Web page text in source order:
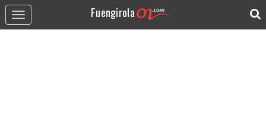
Toggle
navigation
Fuengirola